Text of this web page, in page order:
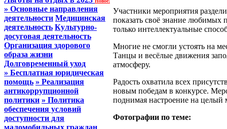
» Основные направления
деятельности Медицинская
деятельность Культурно-
досуговая деятельность
Организация здорового
образа жизни
Долговременный уход
» Бесплатная юридическая
помощь » Реализация
антикоррупционной
политики » Политика
обеспечения условий
доступности для
маломобильных граждан
Участники мероприятия
показать своё знание любимых
только интеллектуальные
Многие не смогли устоять на
Танцы и весёлые движения
атмосферу.
Радость охватила всех
новым победам в конкурсе.
поднимая настроение на целый
Фотографии по теме: